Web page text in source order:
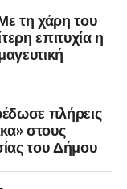
τη χάρη του
επιτυχία η
πλήρεις
στους
του Δήμου